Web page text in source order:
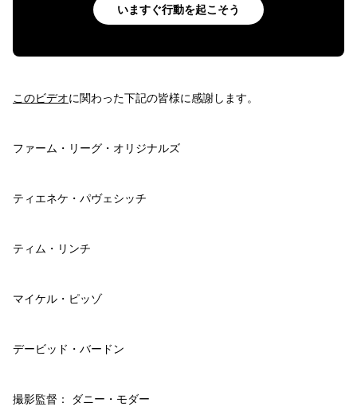
いますぐ行動を起こそう
このビデオに関わった下記の皆様に感謝します。
ファーム・リーグ・オリジナルズ
ティエネケ・パヴェシッチ
ティム・リンチ
マイケル・ピッゾ
デービッド・バードン
撮影監督： ダニー・モダー